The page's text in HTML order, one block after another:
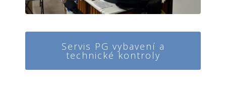
Servis PG vybavení a
technické kontroly